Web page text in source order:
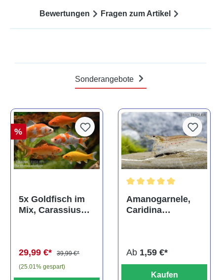
Bewertungen Fragen zum Artikel
Sonderangebote
%
5x Goldfisch im
Mix, Carassius
29,99 €*
39,99 €*
(25.01% gespart)
Amanogarnele,
Caridina
Ab 1,59 €*
Kaufen